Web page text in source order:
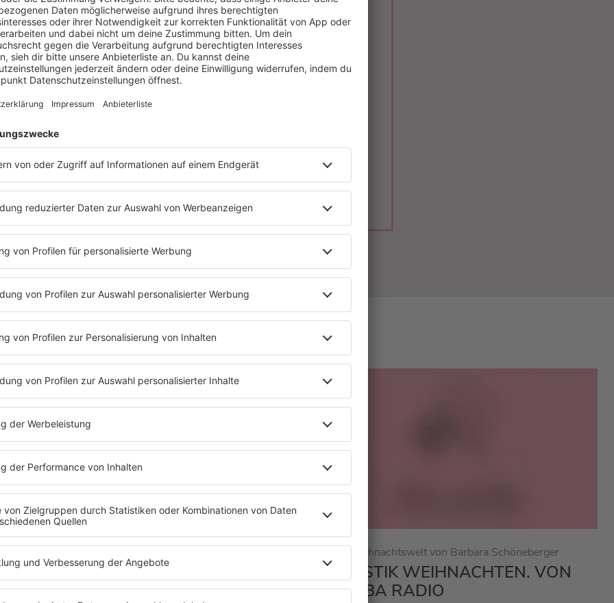
ABSPIELEN
KLASSIK WEIHNACHTEN
Weihnachtsradios von barba radio
NEUE POP WEIHNACHTEN.
VON BARBA RADIO
Die Weihnachtswelt von Barbara Schöneberger
AKUSTIK WEIHNACHTEN. VON
BARBA RADIO